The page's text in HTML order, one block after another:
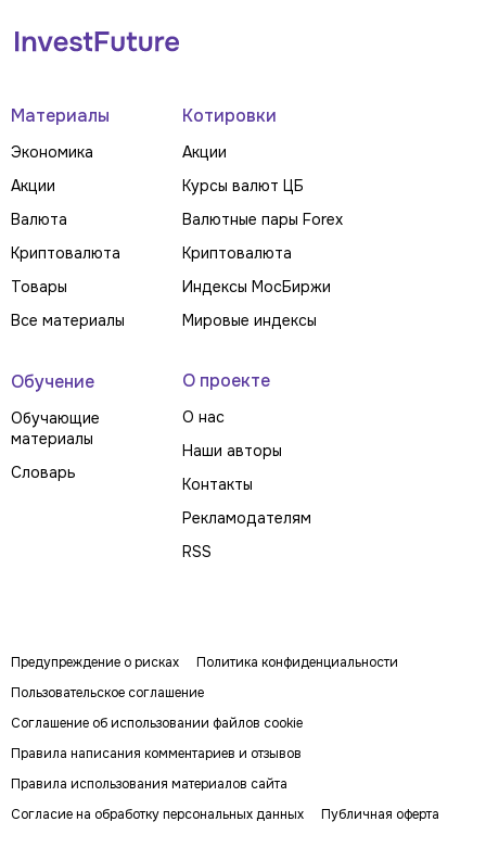
Материалы
Экономика
Акции
Валюта
Криптовалюта
Товары
Все материалы
Котировки
Акции
Курсы валют ЦБ
Валютные пары Forex
Криптовалюта
Индексы МосБиржи
Мировые индексы
Обучение
Обучающие
материалы
Словарь
О проекте
О нас
Наши авторы
Контакты
Рекламодателям
RSS
Предупреждение о рисках
Политика конфиденциальности
Пользовательское соглашение
Соглашение об использовании файлов cookie
Правила написания комментариев и отзывов
Правила использования материалов сайта
Согласие на обработку персональных данных
Публичная оферта